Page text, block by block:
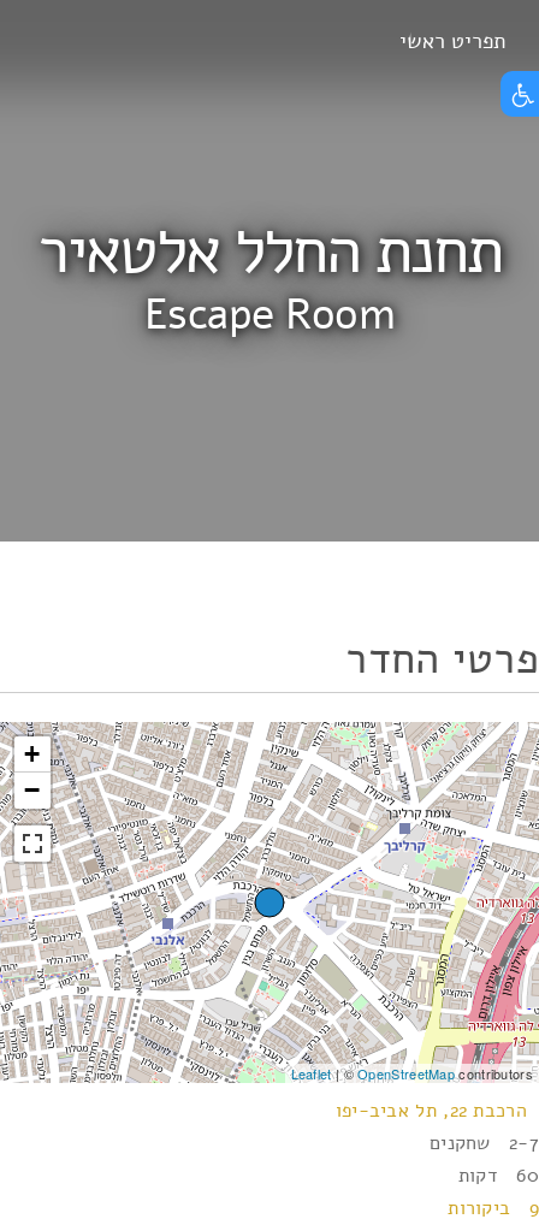
הצג תפריט נגישות
content
תחנת החלל אלטאיר
Escape Room
תפריט ראשי
פרטי החדר
+
−
Leaflet| ©OpenStreetMapcontributors
הרכבת 22, תל אביב-יפו
2-7 שחקנים
60 דקות
9 ביקורות